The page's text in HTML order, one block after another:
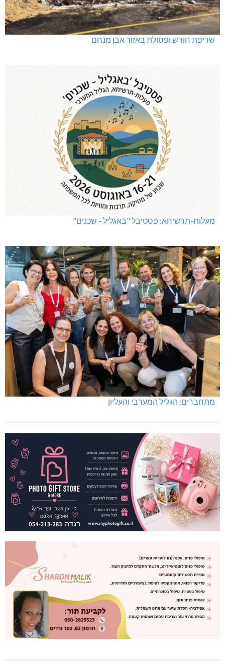
שריפת חורש ופסולת באזור אבן מנחם
מעלות-תרשיחא: פסטיבל "באגליל - שכנים"
מתחברים: הגליל המערבי והעליון